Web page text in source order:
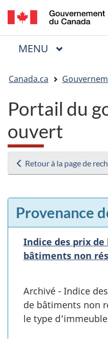
Menu
MENU PRINCIPAL
êtes
ici
Canada.ca
Portail du
ouvert
Retour à la page de
Provenance
Indice des prix
bâtiments non
Archivé - Indice
de bâtiments non
le type